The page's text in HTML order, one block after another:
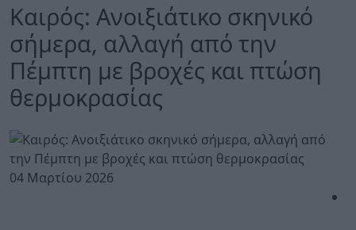
Καιρός: Ανοιξιάτικο σκηνικό
σήμερα, αλλαγή από την
Πέμπτη με βροχές και πτώση
θερμοκρασίας
04 Μαρτίου 2026